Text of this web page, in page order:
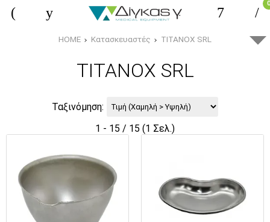
0
HOME Κατασκευαστές TITANOX SRL
TITANOX SRL
Ταξινόμηση:
1 - 15 / 15 (1 Σελ.)